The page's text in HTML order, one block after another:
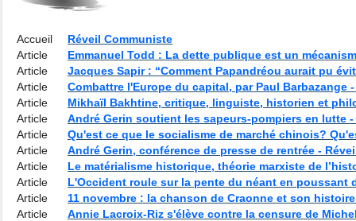
Accueil
Réveil Communiste
Article
Emmanuel Todd : La dette publique est un
Article
Jacques Sapir : “Comment Papandréou aurait pu
Article
Combattre l'Europe du capital, par Paul Barbazange
Article
Mikhaïl Bakhtine, critique, linguiste, historien et
Article
André Gerin soutient les sapeurs-pompiers en lutte
Article
Qu'est ce que le socialisme de marché chinois?
Article
André Gerin, conférence de presse de rentrée -
Article
Le matérialisme historique, théorie marxiste de
Article
L'Occident roule sur la pente du néant en
Article
11 novembre : la chanson de Craonne et son
Article
Annie Lacroix-Riz s'élève contre la censure de